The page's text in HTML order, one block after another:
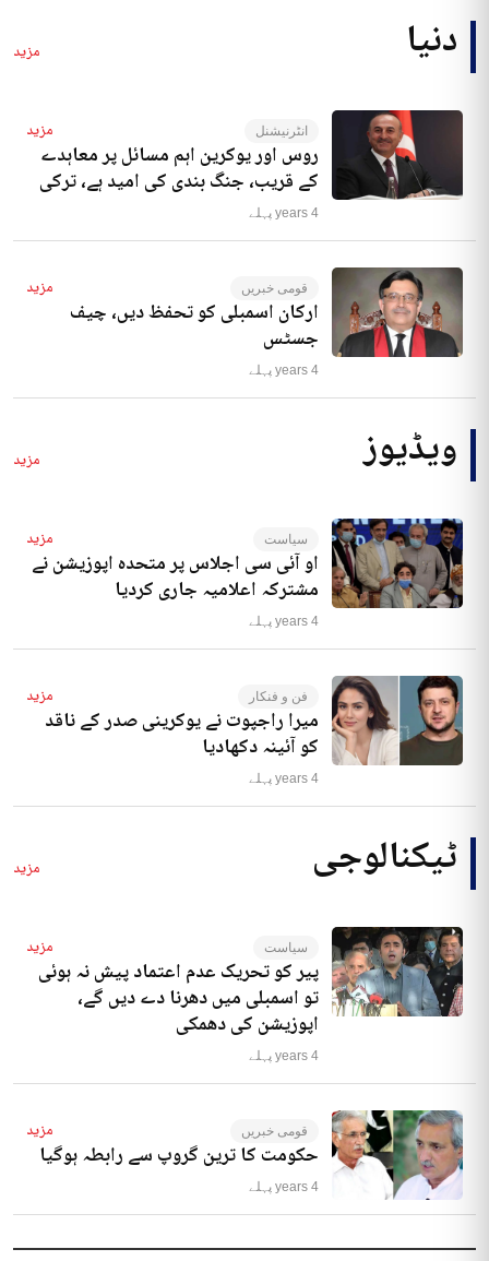
دنیا مزید
انٹرنیشنل مزید
روس اور یوکرین اہم مسائل پر معاہدے
کے قریب، جنگ بندی کی امید ہے، ترکی
4 years پہلے
قومی خبریں مزید
ارکان اسمبلی کو تحفظ دیں، چیف
جسٹس
4 years پہلے
ویڈیوز مزید
سیاست مزید
او آئی سی اجلاس پر متحدہ اپوزیشن نے
مشترکہ اعلامیہ جاری کردیا
4 years پہلے
فن و فنکار مزید
میرا راجپوت نے یوکرینی صدر کے ناقد
کو آئینہ دکھادیا
4 years پہلے
ٹیکنالوجی مزید
سیاست مزید
پیر کو تحریک عدم اعتماد پیش نہ ہوئی
تو اسمبلی میں دھرنا دے دیں گے،
اپوزیشن کی دھمکی
4 years پہلے
قومی خبریں مزید
حکومت کا ترین گروپ سے رابطہ ہوگیا
4 years پہلے